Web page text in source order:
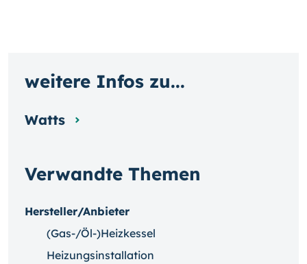
Verwandte Themen
Hersteller/Anbieter
(Gas-/Öl-)Heizkessel
Heizungsinstallation
weitere Infos zu...
Watts